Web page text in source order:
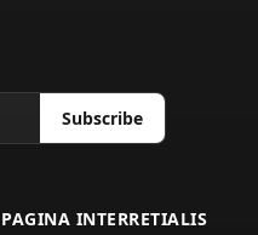
Subscribe
PAGINA INTERRETIALIS